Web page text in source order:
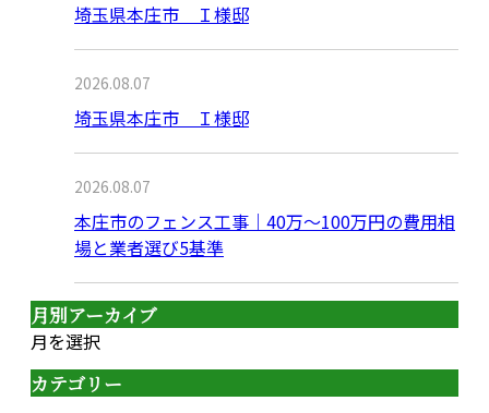
埼玉県本庄市 Ｉ様邸
2026.08.07
埼玉県本庄市 Ｉ様邸
2026.08.07
本庄市のフェンス工事｜40万〜100万円の費用相
場と業者選び5基準
月別アーカイブ
月を選択
カテゴリー